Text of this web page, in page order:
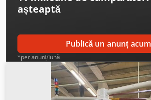
așteaptă
Publică un anunț acum
*per anunț/lună